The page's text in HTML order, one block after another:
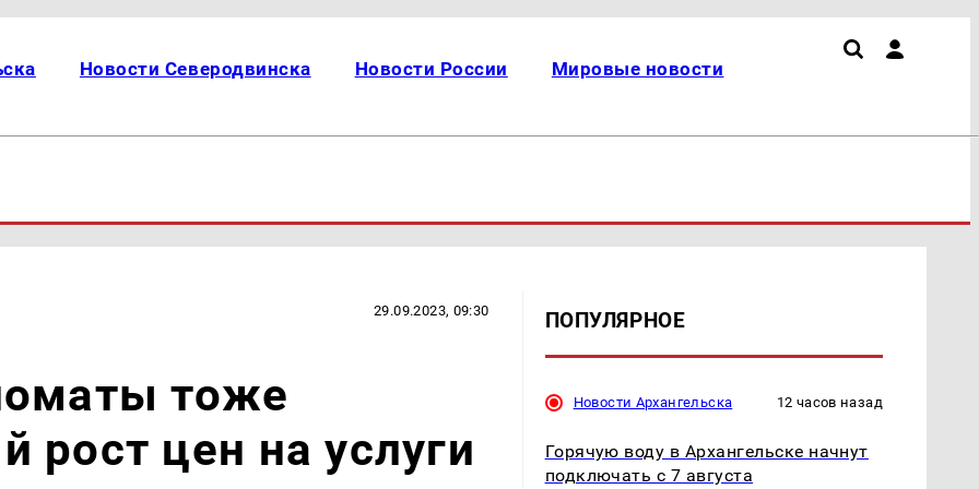
Новости Северодвинска Новости России Мировые новости
29.09.2023, 09:30
тоже
цен на услуги
ПОПУЛЯРНОЕ
Новости Архангельска 12 часов назад
Горячую воду в Архангельске начнут
подключать с 7 августа